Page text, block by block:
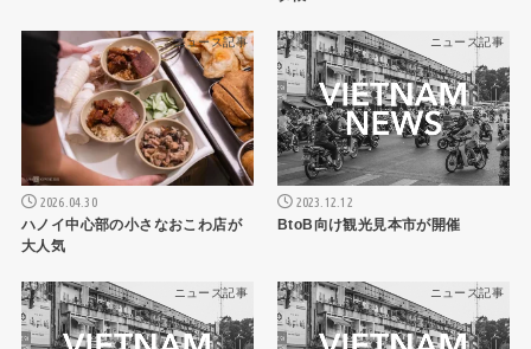
ニュース記事
2026.04.30
ハノイ中心部の小さなおこわ店が
大人気
ニュース記事
2023.12.12
BtoB向け観光見本市が開催
ニュース記事 ニュース記事